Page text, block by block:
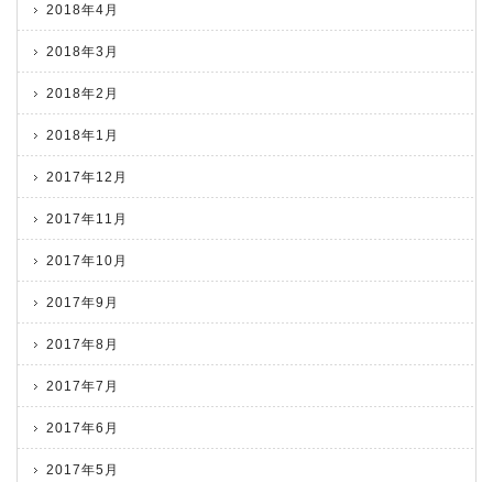
2018年4月
2018年3月
2018年2月
2018年1月
2017年12月
2017年11月
2017年10月
2017年9月
2017年8月
2017年7月
2017年6月
2017年5月